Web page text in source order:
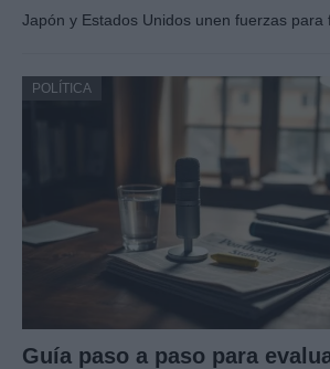
Japón y Estados Unidos unen fuerzas para
POLÍTICA
Guía paso a paso para